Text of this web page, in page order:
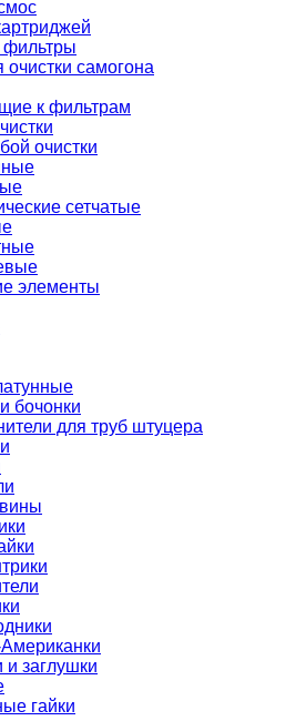
фильтры
самогона
к фильтрам
очистки
сетчатые
элементы
бочонки
для труб штуцера
и заглушки
гайки